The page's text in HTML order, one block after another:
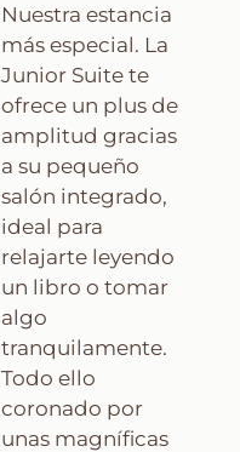
Nuestra estancia
más especial. La
Junior Suite te
ofrece un plus de
amplitud gracias
a su pequeño
salón integrado,
ideal para
relajarte leyendo
un libro o tomar
algo
tranquilamente.
Todo ello
coronado por
unas magníficas